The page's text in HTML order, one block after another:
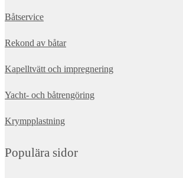
Båtservice
Rekond av båtar
Kapelltvätt och impregnering
Yacht- och båtrengöring
Krympplastning
Populära sidor